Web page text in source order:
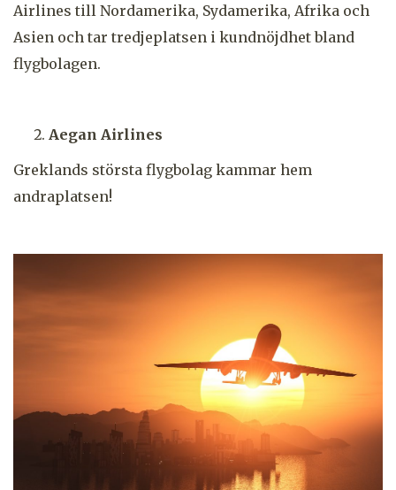
Airlines till Nordamerika, Sydamerika, Afrika och
Asien och tar tredjeplatsen i kundnöjdhet bland
flygbolagen.
Aegan Airlines
Greklands största flygbolag kammar hem
andraplatsen!